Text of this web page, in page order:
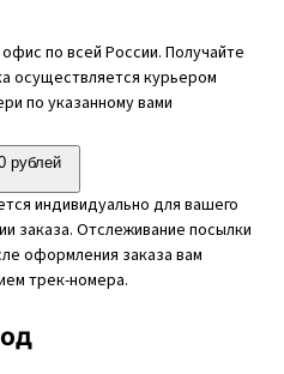
по всей России. Получайте
осуществляется курьером
по указанному вами
рублей
индивидуально для вашего
заказа. Отслеживание посылки
оформления заказа вам
трек-номера.